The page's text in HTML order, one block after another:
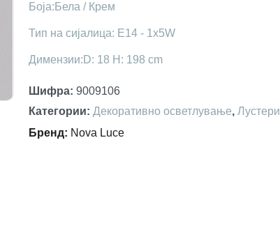
Боја:Бела / Крем
Тип на сијалица: Е14 - 1х5W
Димензии:D: 18 H: 198 cm
Шифра: 9009106
Категории: Декоративно осветлување, Лустери
Бренд: Nova Luce